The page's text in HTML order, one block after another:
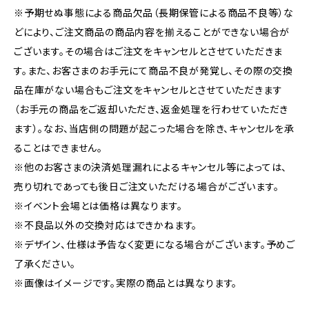
※予期せぬ事態による商品欠品（長期保管による商品不良等）な
どにより、ご注文商品の商品内容を揃えることができない場合が
ございます。その場合はご注文をキャンセルとさせていただきま
す。また、お客さまのお手元にて商品不良が発覚し、その際の交換
品在庫がない場合もご注文をキャンセルとさせていただきます
（お手元の商品をご返却いただき、返金処理を行わせていただき
ます）。なお、当店側の問題が起こった場合を除き、キャンセルを承
ることはできません。
※他のお客さまの決済処理漏れによるキャンセル等によっては、
売り切れであっても後日ご注文いただける場合がございます。
※イベント会場とは価格は異なります。
※不良品以外の交換対応はできかねます。
※デザイン、仕様は予告なく変更になる場合がございます。予めご
了承ください。
※画像はイメージです。実際の商品とは異なります。